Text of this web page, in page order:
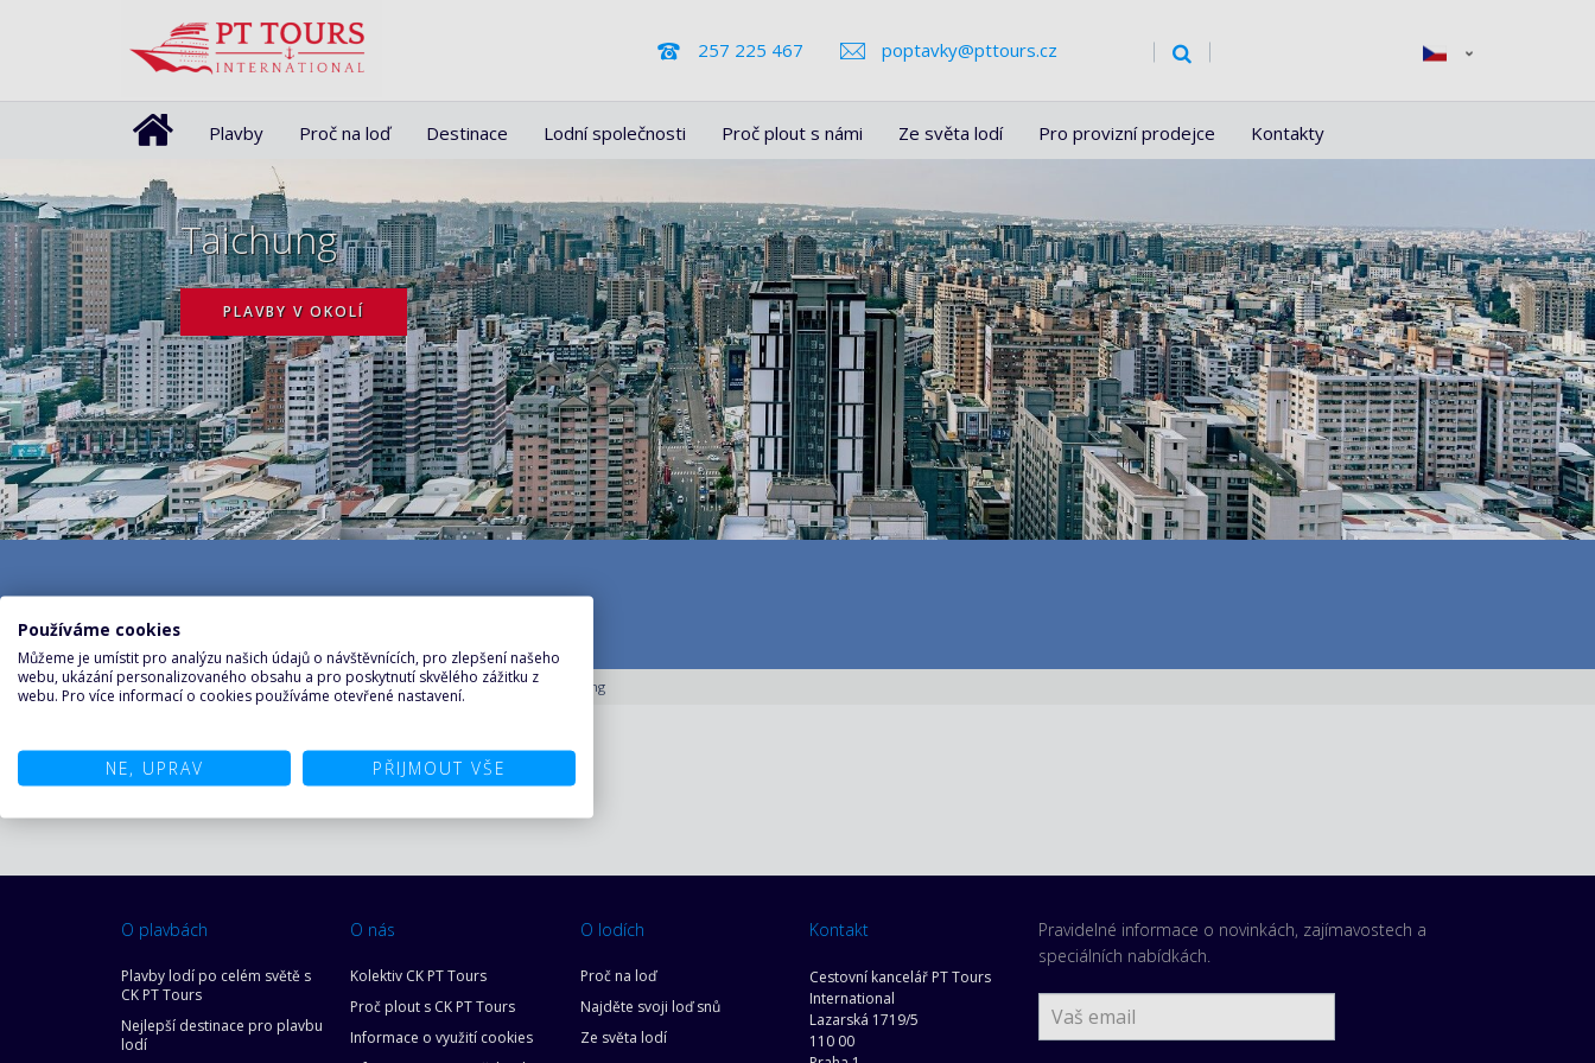
257 225 467 poptavky@pttours.cz
Plavby Proč na loď Destinace Lodní společnosti Proč plout s námi Ze světa lodí Pro provizní prodejce Kontakty
Taichung
PLAVBY V OKOLÍ
Úvod Nejlepší destinace pro plavbu lodí Asie Tchaj-wan Taichung
Taichung / Tchaj-wan
O plavbách
Plavby lodí po celém světě s
CK PT Tours
Nejlepší destinace pro plavbu
lodí
O nás
Kolektiv CK PT Tours
Proč plout s CK PT Tours
Informace o využití cookies
O lodích
Proč na loď
Najděte svoji loď snů
Ze světa lodí
Kontakt
Cestovní kancelář PT Tours
International
Lazarská 1719/5
110 00
Pravidelné informace o novinkách, zajímavostech a
speciálních nabídkách.
Používáme cookies
Můžeme je umístit pro analýzu našich údajů o návštěvnících, pro zlepšení našeho
webu, ukázání personalizovaného obsahu a pro poskytnutí skvělého zážitku z
webu. Pro více informací o cookies používáme otevřené nastavení.
NE, UPRAV PŘIJMOUT VŠE